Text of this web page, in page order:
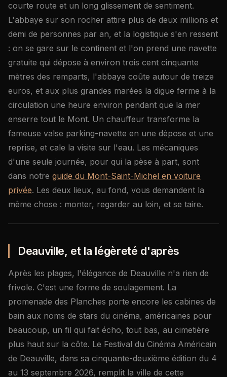
courte route et un long glissement de sentiment.
L'abbaye sur son rocher attire plus de deux millions et
demi de personnes par an, et la logistique s'en ressent
: on se gare sur le continent et l'on prend une navette
gratuite qui dépose à environ trois cent cinquante
mètres des remparts, l'abbaye coûte autour de treize
euros, et aux plus grandes marées la digue ferme à la
circulation une heure environ pendant que la mer
enserre tout le Mont. Un chauffeur transforme la
fameuse valse parking-navette en une dépose et une
reprise, et cale la visite sur l'eau. Les mécaniques
d'une seule journée, pour qui la pèse à part, sont
dans notre guide du Mont-Saint-Michel en voiture
privée. Les deux lieux, au fond, vous demandent la
même chose : monter, regarder au loin, et se taire.
Deauville, et la légèreté d'après
Après les plages, l'élégance de Deauville n'a rien de
frivole. C'est une forme de soulagement. La
promenade des Planches porte encore les cabines de
bain aux noms de stars du cinéma, américaines pour
beaucoup, un fil qui fait écho, tout bas, au cimetière
plus haut sur la côte. Le Festival du Cinéma Américain
de Deauville, dans sa cinquante-deuxième édition du 4
au 13 septembre 2026, remplit la ville de cette